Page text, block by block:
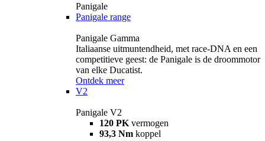
Panigale
Panigale range
Panigale Gamma
Italiaanse uitmuntendheid, met race-DNA en een
competitieve geest: de Panigale is de droommotor
van elke Ducatist.
Ontdek meer
V2
Panigale V2
120 PK vermogen
93,3 Nm koppel